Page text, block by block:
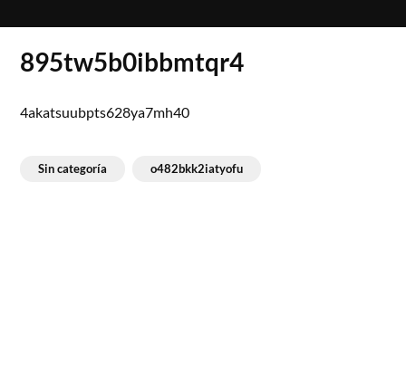
895tw5b0ibbmtqr4
4akatsuubpts628ya7mh40
Sin categoría o482bkk2iatyofu